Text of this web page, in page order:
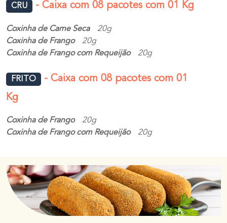
CRU - Caixa com 08 pacotes com 01 Kg
Coxinha de Carne Seca
20g
Coxinha de Frango
20g
Coxinha de Frango com Requeijão
20g
FRITO
- Caixa com 08 pacotes com 01
Kg
Coxinha de Frango
20g
Coxinha de Frango com Requeijão
20g